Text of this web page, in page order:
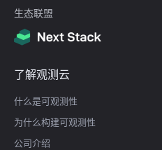
生态联盟
了解观测云
什么是可观测性
为什么构建可观测性
公司介绍